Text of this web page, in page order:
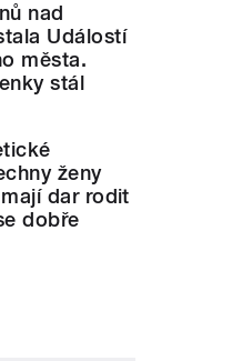
nad
Událostí
města.
stál
ženy
dar rodit
dobře